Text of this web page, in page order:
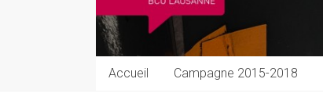
Accueil Campagne 2015-2018